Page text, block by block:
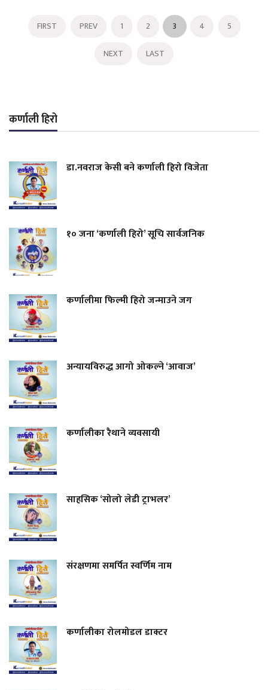
FIRST PREV 1 2 3 4
5
NEXT
LAST
कर्णाली हिरो
डा.नवराज केसी बने कर्णाली हिरो विजेता
१० जना ‘कर्णाली हिरो’ सूचि सार्वजनिक
कर्णालीमा फिल्मी हिरो जन्माउने जग
अन्यायविरुद्ध आगो ओकल्ने ‘आवाज’
कर्णालीका रैथाने व्यवसायी
साहसिक ‘सोलो लेडी ट्राभलर’
संरक्षणमा समर्पित स्वर्णिम नाम
कर्णालीका रोलमोडल डाक्टर